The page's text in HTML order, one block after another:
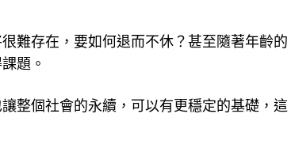
難存在，要如何退而不休？甚至隨著年齡的
題。
整個社會的永續，可以有更穩定的基礎，這